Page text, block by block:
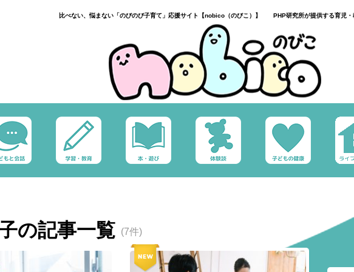
比べない、悩まない「のびのび子育て」応援サイト【nobico（のびこ）】 PHP研究所が提供する育児・
の記事一覧 (7件)